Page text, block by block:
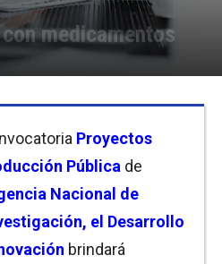
medicamentos
Proyectos
Pública de
Nacional de
el Desarrollo
brindará